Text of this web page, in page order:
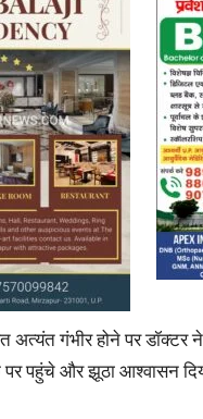
अत्यंत गंभीर होने पर
पहुंचे और झूठा आश्वासन